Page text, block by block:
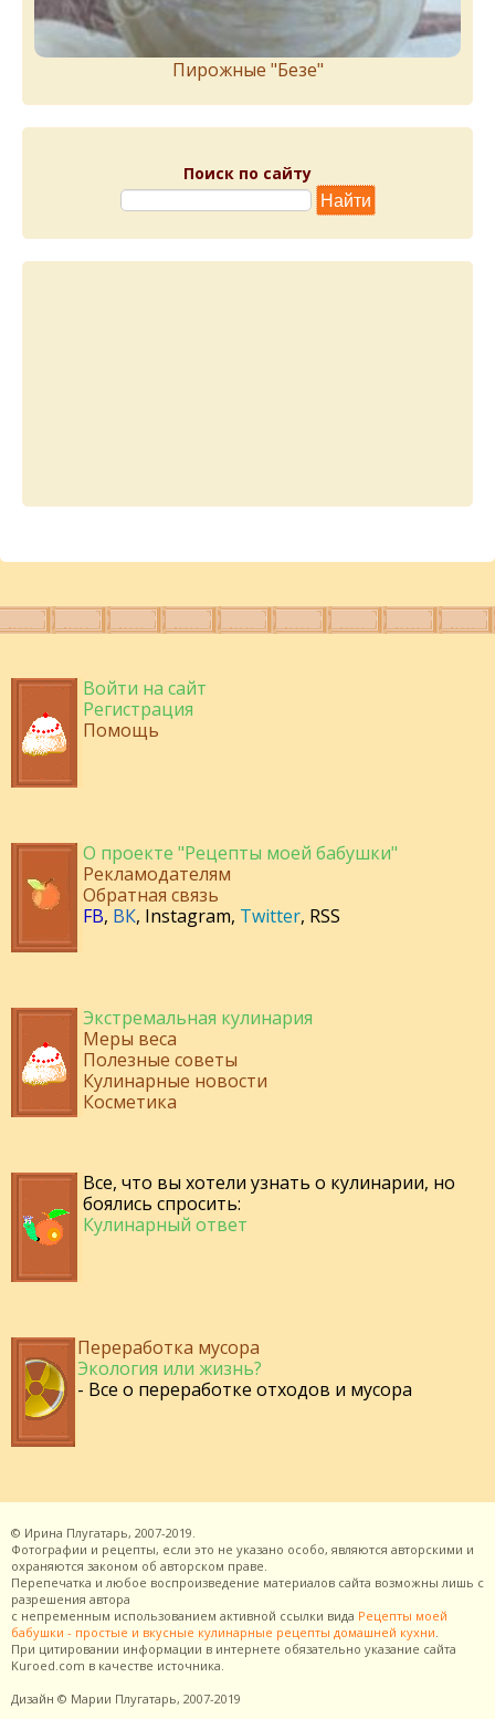
Пирожныe "Бeзe"
Поиск по сайту
Войти на сайт
Регистрация
Помощь
О проекте "Рецепты моей бабушки"
Рекламодателям
Обратная связь
FB, ВК, Instagram, Twitter, RSS
Экстремальная кулинария
Меры веса
Полезные советы
Кулинарные новости
Косметика
Все, что вы хотели узнать о кулинарии, но
боялись спросить:
Кулинарный ответ
Переработка мусора
Экология или жизнь?
- Все о переработке отходов и мусора
© Ирина Плугатарь, 2007-2019.
Фотографии и рецепты, если это не указано особо, являются авторскими и
охраняются законом об авторском праве.
Перепечатка и любое воспроизведение материалов сайта возможны лишь с
разрешения автора
с непременным использованием активной ссылки вида Рецепты моей
бабушки - простые и вкусные кулинарные рецепты домашней кухни
При цитировании информации в интернете обязательно указание сайта
Kuroed.com в качестве источника.
Дизайн © Марии Плугатарь, 2007-2019